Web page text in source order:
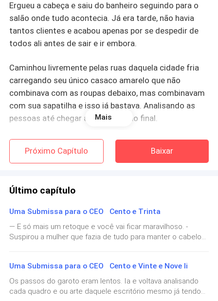
Ergueu a cabeça e saiu do banheiro seguindo para o
salão onde tudo acontecia. Já era tarde, não havia
tantos clientes e acabou apenas por se despedir de
todos ali antes de sair e ir embora.
Caminhou livremente pelas ruas daquela cidade fria
carregando seu único casaco amarelo que não
combinava com as roupas debaixo, mas combinavam
com sua sapatilha e isso já bastava. Analisando as
pessoas até chegar ao seu destino final.
Todos naquele hospital já conheciam Mel de
Albuquerque, a linda garota de cabelos ruivos e olhos
irmão Maurício de Albuquerque, que estava internado
Antes de chegar ao quarto do irmão, Mel
cumprimentou a todos, dando algumas gargalhadas,
energia animada que Mel possuía. As fofocas vinham
e iam rapidamente, passando pela mente da garota
que parecia já trabalhar ali, se misturando entre as
Mais
Próximo Capítulo Baixar
Último capítulo
Uma Submissa para o CEO Cento e Trinta
— E só mais um retoque e você vai ficar maravilhoso. -
Suspirou a mulher que fazia de tudo para manter o cabelo
sentindo com tudo que vai acontecer hoje? Não
conseguimos conversar esses dias.Mael abriu os olhos
encarando o espelho. Mostrou um sorriso de canto dando
uma breve olhada em Oli, não tinha nada, nada mesmo que
Uma Submissa para o CEO Cento e Vinte e Nove li
Os passos do garoto eram lentos. Ia e voltava analisando
cada quadro e ou arte daquele escritório mesmo já tendo